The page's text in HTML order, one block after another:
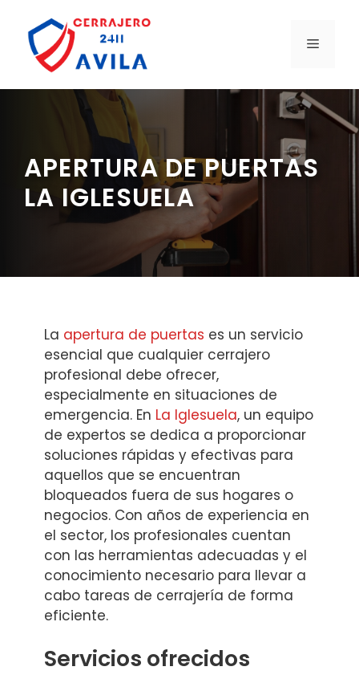
contenido
MENÚ
APERTURA DE PUERTAS
LA IGLESUELA
La apertura de puertas es un servicio
esencial que cualquier cerrajero
profesional debe ofrecer,
especialmente en situaciones de
emergencia. En La Iglesuela, un equipo
de expertos se dedica a proporcionar
soluciones rápidas y efectivas para
aquellos que se encuentran
bloqueados fuera de sus hogares o
negocios. Con años de experiencia en
el sector, los profesionales cuentan
con las herramientas adecuadas y el
conocimiento necesario para llevar a
cabo tareas de cerrajería de forma
eficiente.
Servicios ofrecidos